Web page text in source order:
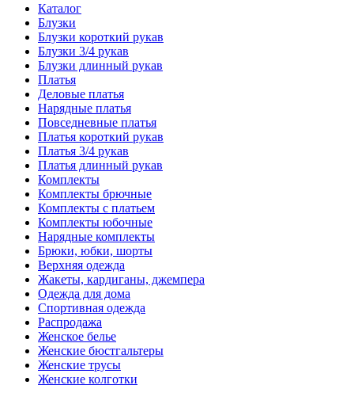
Каталог
Блузки
Блузки короткий рукав
Блузки 3/4 рукав
Блузки длинный рукав
Платья
Деловые платья
Нарядные платья
Повседневные платья
Платья короткий рукав
Платья 3/4 рукав
Платья длинный рукав
Комплекты
Комплекты брючные
Комплекты с платьем
Комплекты юбочные
Нарядные комплекты
Брюки, юбки, шорты
Верхняя одежда
Жакеты, кардиганы, джемпера
Одежда для дома
Спортивная одежда
Распродажа
Женское белье
Женские бюстгальтеры
Женские трусы
Женские колготки